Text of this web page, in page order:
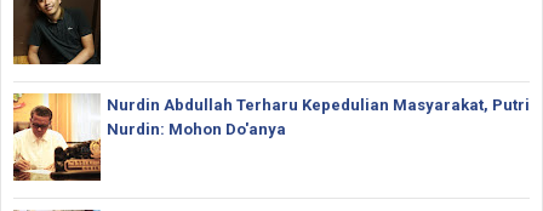
Nurdin Abdullah Terharu Kepedulian Masyarakat, Putri
Nurdin: Mohon Do'anya